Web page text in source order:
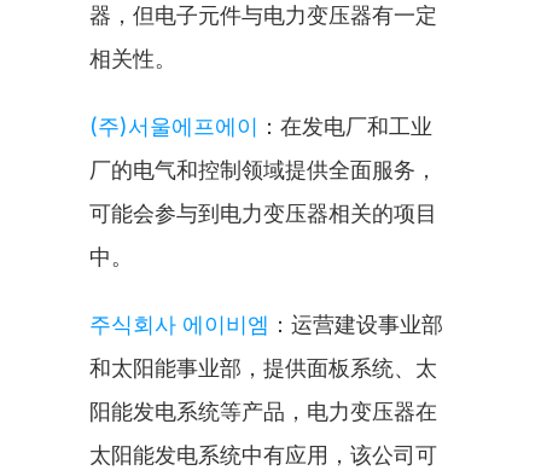
器，但电子元件与电力变压器有一定
相关性。
(주)서울에프에이 ：在发电厂和工业
厂的电气和控制领域提供全面服务，
可能会参与到电力变压器相关的项目
中。
주식회사 에이비엠 ：运营建设事业部
和太阳能事业部，提供面板系统、太
阳能发电系统等产品，电力变压器在
太阳能发电系统中有应用，该公司可